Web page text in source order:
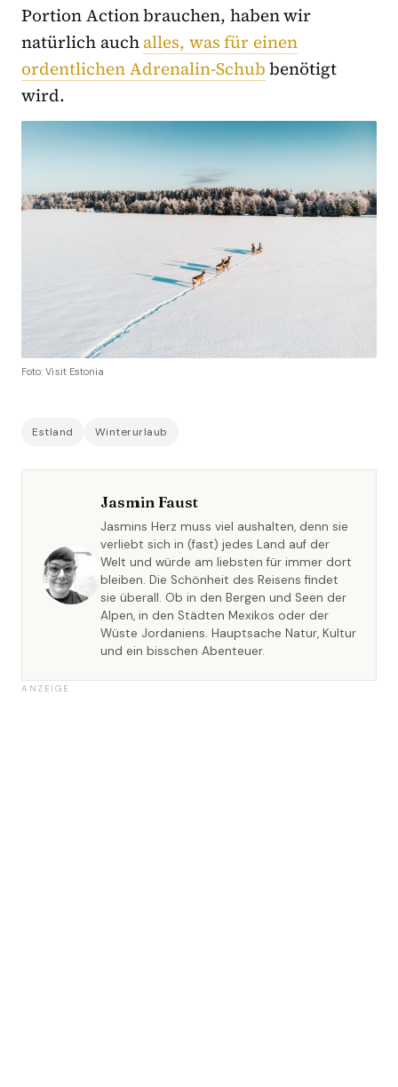
Portion Action brauchen, haben wir
natürlich auchalles, was für einen
ordentlichen Adrenalin-Schubbenötigt
wird.
Foto: Visit Estonia
Estland Winterurlaub
Jasmin Faust
Jasmins Herz muss viel aushalten, denn sie
verliebt sich in (fast) jedes Land auf der
Welt und würde am liebsten für immer dort
bleiben. Die Schönheit des Reisens findet
sie überall. Ob in den Bergen und Seen der
Alpen, in den Städten Mexikos oder der
Wüste Jordaniens. Hauptsache Natur, Kultur
und ein bisschen Abenteuer.
ANZEIGE